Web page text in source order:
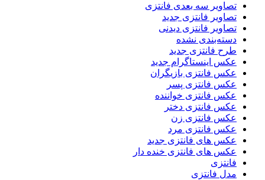
تصاویر سه بعدی فانتزی
تصاویر فانتزی جدید
تصاویر فانتزی دیدنی
دسته‌بندی نشده
طرح فانتزی جدید
عکس اینستاگرام جدید
عکس فانتزی بازیگران
عکس فانتزی پسر
عکس فانتزی خواننده
عکس فانتزی دختر
عکس فانتزی زن
عکس فانتزی مرد
عکس های فانتزی جدید
عکس های فانتزی خنده دار
فانتزی
مدل فانتزی